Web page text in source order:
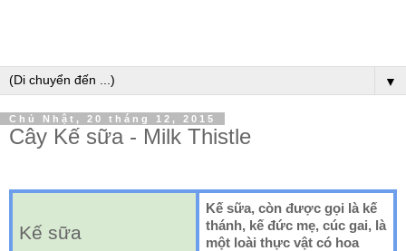
▼
Chủ Nhật, 20 tháng 12, 2015
Cây Kế sữa - Milk Thistle
Kế sữa
Kế sữa, còn được gọi là kế
thánh, kế đức mẹ, cúc gai, là
một loài thực vật có hoa